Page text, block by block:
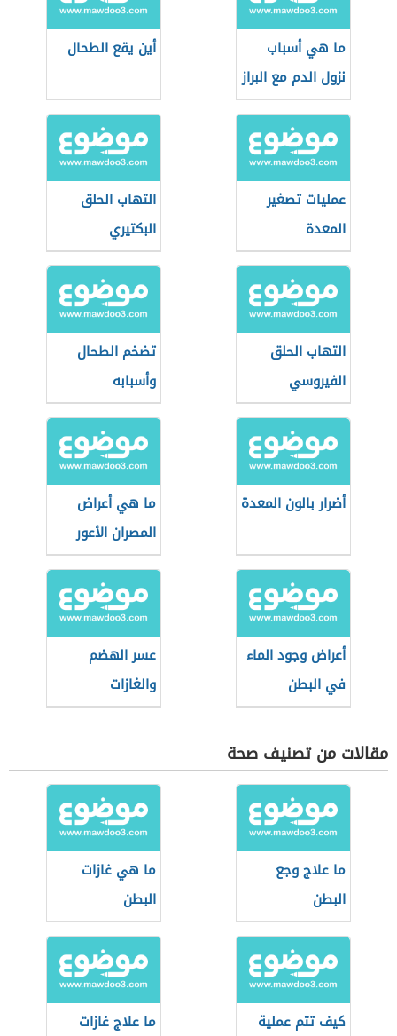
ما هي أسباب
نزول الدم مع البراز
أين يقع الطحال
عمليات تصغير
المعدة
التهاب الحلق
البكتيري
التهاب الحلق
الفيروسي
تضخم الطحال
وأسبابه
أضرار بالون المعدة
ما هي أعراض
المصران الأعور
أعراض وجود الماء
في البطن
عسر الهضم
والغازات
مقالات من تصنيف صحة
ما علاج وجع
البطن
ما هي غازات
البطن
كيف تتم عملية
ما علاج غازات